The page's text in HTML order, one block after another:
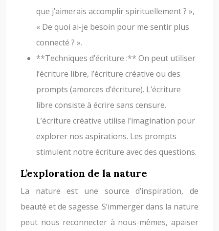
que j’aimerais accomplir spirituellement ? »,
« De quoi ai-je besoin pour me sentir plus
connecté ? ».
**Techniques d’écriture :** On peut utiliser
l’écriture libre, l’écriture créative ou des
prompts (amorces d’écriture). L’écriture
libre consiste à écrire sans censure.
L’écriture créative utilise l’imagination pour
explorer nos aspirations. Les prompts
stimulent notre écriture avec des questions.
L’exploration de la nature
La nature est une source d’inspiration, de
beauté et de sagesse. S’immerger dans la nature
peut nous reconnecter à nous-mêmes, apaiser